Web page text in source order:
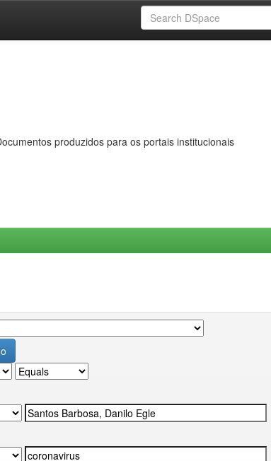
produzidos para os portais institucionais